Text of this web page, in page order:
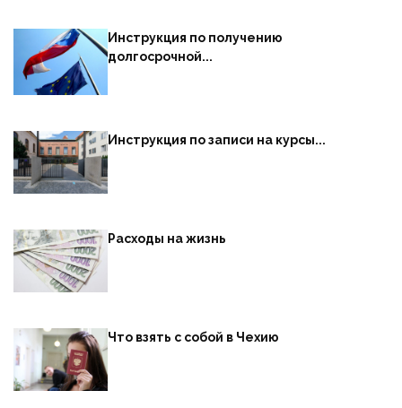
Инструкция по получению
долгосрочной...
Инструкция по записи на курсы...
Расходы на жизнь
Что взять с собой в Чехию